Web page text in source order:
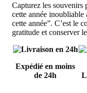
Capturez les souvenirs
cette année
cette année”. C’est le
gratitude et conserver
Expédié en moins
de 24h